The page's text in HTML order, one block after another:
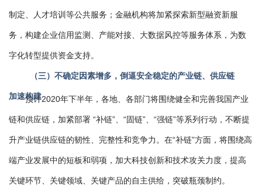
制定、人才培训等公共服务；金融机构将加紧探索新型融资新服
务，构建企业信用监测、产能对接、大数据风控等服务体系，为数
字化转型提供资金支持。
（三）不确定因素增多，倒逼安全稳定的产业链、供应链
加速构建预计2020年下半年，各地、各部门将围绕健全和完善我国产业
链和供应链，加紧部署 “补链”、“固链”、“强链”等系列行动，不断提
升产业链供应链的韧性、完整性和竞争力。在“补链”方面，将围绕高
端产业发展中的短板和弱项，加大科技创新和技术攻关力度，提高
关键环节、关键领域、关键产品的自主供给，突破瓶颈制约。